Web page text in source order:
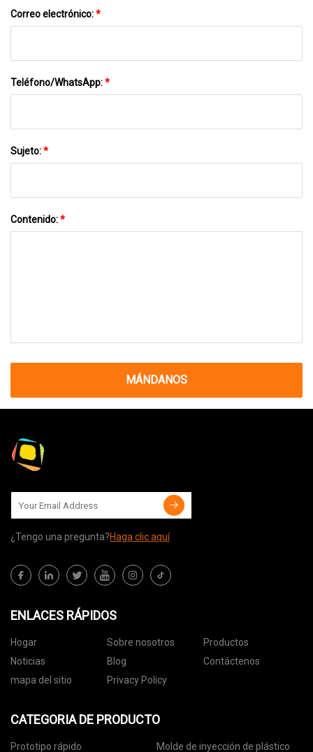
Correo electrónico:*
Teléfono/WhatsApp:*
Sujeto:*
Contenido:*
MÁNDANOS
¿Tengo una pregunta?Haga clic aquí
ENLACES RÁPIDOS
Hogar Sobre nosotros
Productos
Noticias
Blog
Contáctenos
mapa del sitio
Privacy Policy
CATEGORIA DE PRODUCTO
Prototipo rápido
Molde de inyección de plástico